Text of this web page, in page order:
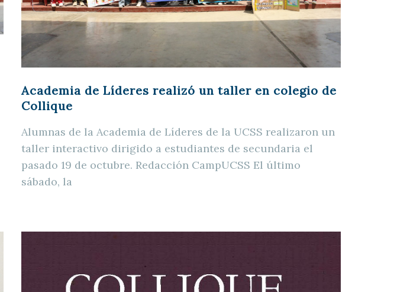
Academia de Líderes realizó un taller en colegio de
Collique
Alumnas de la Academia de Líderes de la UCSS realizaron un
taller interactivo dirigido a estudiantes de secundaria el
pasado 19 de octubre. Redacción CampUCSS El último
sábado, la